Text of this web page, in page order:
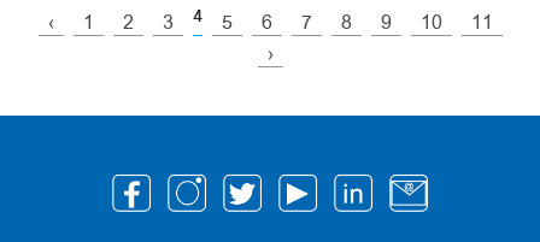
‹ 1 2 3 4 5 6 7 8 9 10
11
›